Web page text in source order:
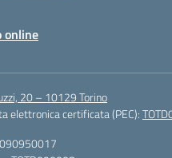
online
20 – 10129 Torino
elettronica certificata (PEC):